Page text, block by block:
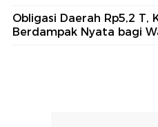
Obligasi Daerah Rp5,2 T,
Berdampak Nyata bagi